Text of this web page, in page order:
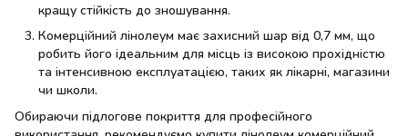
кращу стійкість до зношування.
Комерційний лінолеум має захисний шар від 0,7 мм, що
робить його ідеальним для місць із високою прохідністю
та інтенсивною експлуатацією, таких як лікарні, магазини
чи школи.
Обираючи підлогове покриття для професійного